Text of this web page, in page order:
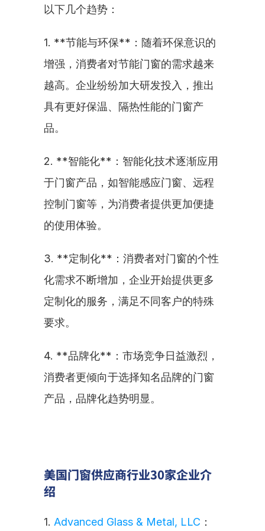
以下几个趋势：
1. **节能与环保**：随着环保意识的
增强，消费者对节能门窗的需求越来
越高。企业纷纷加大研发投入，推出
具有更好保温、隔热性能的门窗产
品。
2. **智能化**：智能化技术逐渐应用
于门窗产品，如智能感应门窗、远程
控制门窗等，为消费者提供更加便捷
的使用体验。
3. **定制化**：消费者对门窗的个性
化需求不断增加，企业开始提供更多
定制化的服务，满足不同客户的特殊
要求。
4. **品牌化**：市场竞争日益激烈，
消费者更倾向于选择知名品牌的门窗
产品，品牌化趋势明显。
美国门窗供应商行业30家企业介
绍
1. Advanced Glass & Metal, LLC ：